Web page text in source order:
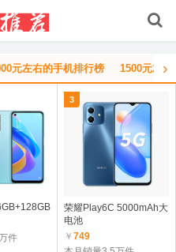
元左右的手机排行榜 1500元左›
件
3
荣耀Play6C 5000mAh大
电池
￥749